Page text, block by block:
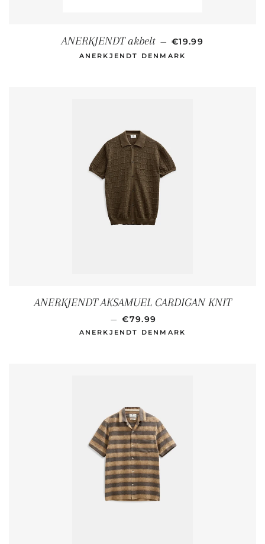
ANERKJENDT akbelt — NORMALER PREIS
€19.99
ANERKJENDT DENMARK
ANERKJENDT AKSAMUEL CARDIGAN KNIT
— NORMALER PREIS
€79.99
ANERKJENDT DENMARK